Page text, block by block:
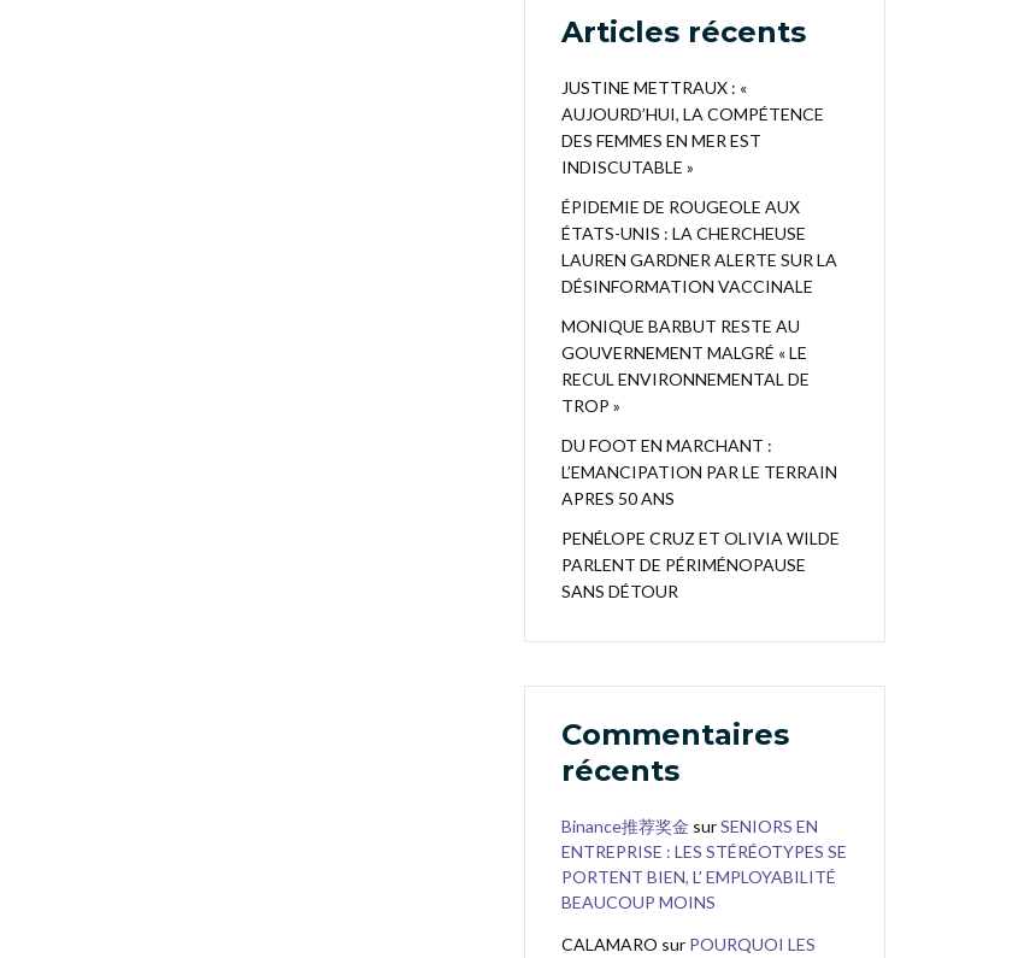
Articles récents
JUSTINE METTRAUX : «
AUJOURD’HUI, LA COMPÉTENCE
DES FEMMES EN MER EST
INDISCUTABLE »
ÉPIDEMIE DE ROUGEOLE AUX
ÉTATS-UNIS : LA CHERCHEUSE
LAUREN GARDNER ALERTE SUR LA
DÉSINFORMATION VACCINALE
MONIQUE BARBUT RESTE AU
GOUVERNEMENT MALGRÉ « LE
RECUL ENVIRONNEMENTAL DE
TROP »
DU FOOT EN MARCHANT :
L’EMANCIPATION PAR LE TERRAIN
APRES 50 ANS
PENÉLOPE CRUZ ET OLIVIA WILDE
PARLENT DE PÉRIMÉNOPAUSE
SANS DÉTOUR
Commentaires
récents
Binance推荐奖金 surSENIORS EN
ENTREPRISE : LES STÉRÉOTYPES SE
PORTENT BIEN, L’ EMPLOYABILITÉ
BEAUCOUP MOINS
CALAMARO sur POURQUOI LES